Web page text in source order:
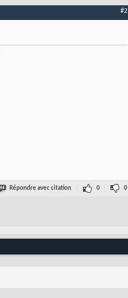
#2
Répondre avec citation 0 0